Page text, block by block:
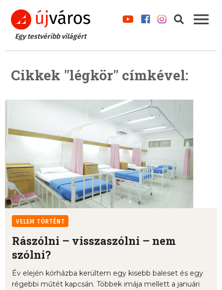
Egy testvéribb világért
Cikkek "légkör" címkével:
VELEM TÖRTÉNT
Rászólni – visszaszólni – nem
szólni?
Év elején kórházba kerültem egy kisebb baleset és egy
régebbi műtét kapcsán. Többek imája mellett a januári